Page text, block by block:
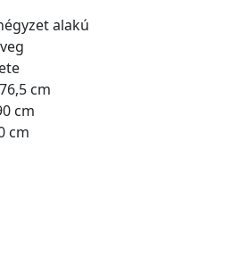
alakú
cm
cm
cm